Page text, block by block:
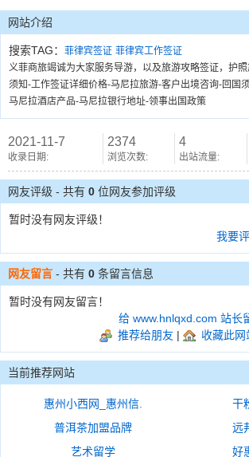
网站介绍
搜索TAG： 菲律宾签证 菲律宾工作签证
义菲商旅竭诚为大家服务导游，以及旅游攻略签证，护
须知-工作签证详细价格-马尼拉旅游-客户出境咨询-回国
马尼拉酒店产品-马尼拉银行地址-领事出国政策
2021-11-7
收录日期:
2374
浏览次数:
4
出站流量:
网友评级 - 共有 0 位网友参加评级
暂时没有网友评级！
我要
网友留言 - 共有 0 条留言信息
暂时没有网友留言！
给 www.hnlqxd.com 站长
推荐给朋友 | 收藏此网
当前推荐网站
惠州小西网_惠州信.
干
普洱茶加盟品牌
远
艺术留学
好